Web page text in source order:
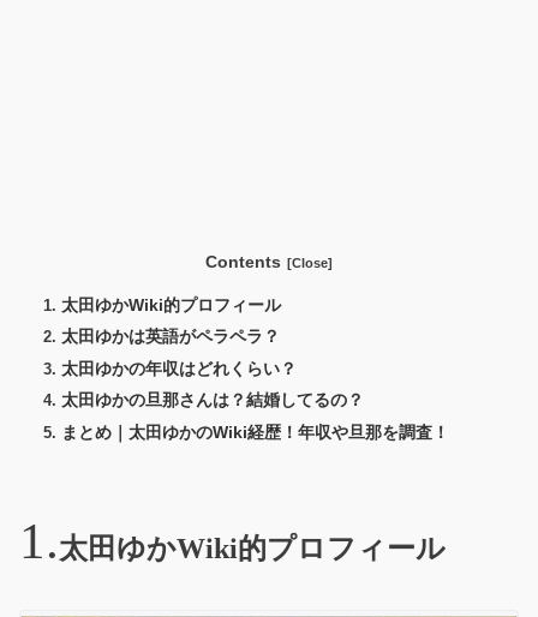
Contents
太田ゆかWiki的プロフィール
太田ゆかは英語がペラペラ？
太田ゆかの年収はどれくらい？
太田ゆかの旦那さんは？結婚してるの？
まとめ｜太田ゆかのWiki経歴！年収や旦那を調査！
太田ゆかWiki的プロフィール